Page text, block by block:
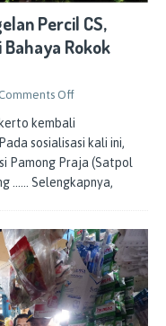
Percil CS,
Rokok
Comments Off
kembali
sosialisasi kali ini,
Pamong Praja (Satpol
…… Selengkapnya,